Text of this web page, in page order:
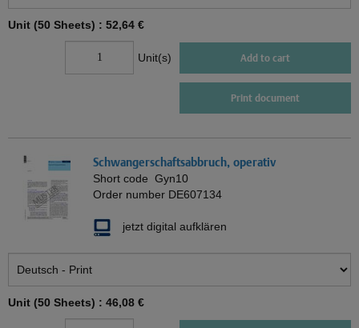
Unit (50 Sheets) : 52,64 €
Unit(s) Add to cart
Print document
Schwangerschaftsabbruch, operativ
Short code Gyn10
Order number DE607134
jetzt digital aufklären
Unit (50 Sheets) : 46,08 €